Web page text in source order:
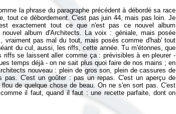
la phrase du paragraphe précédent à débordé sa race
tout ce débordement. C'est pas juin 44, mais pas loin. Je
exactement tout ce que n'est pas ce nouvel album
album d'Architects. La voix : géniale, mais posée
vraiment pas mal du tout, mais posés comme d'hab' tout
du cul, aussi, les riffs, cette année. Tu m'étonnes, que
riffs se laissent aller comme ça : prévisibles à en pleurer -
temps déjà - on ne sait plus quoi faire de nos mains ; en
nouveau : plein de gros son, plein de cassures de
pas. C'est un goûter : pas un repas. C'est un aperçu de
de quelque chose de beau. On ne s'en sort pas. C'est
il faut, quand il faut : une recette parfaite, dont on